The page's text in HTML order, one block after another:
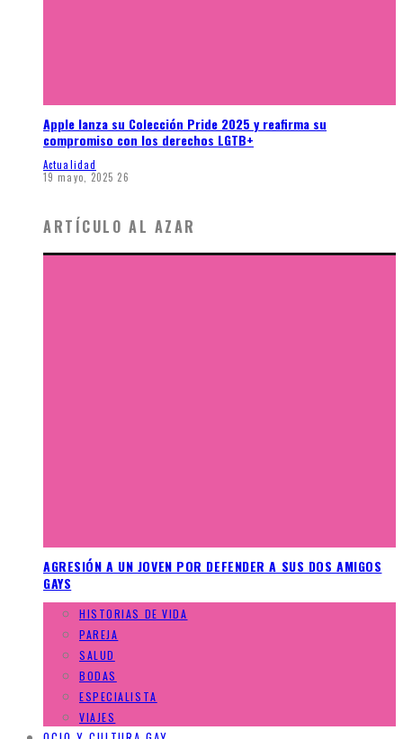
Apple lanza su Colección Pride 2025 y reafirma su
compromiso con los derechos LGTB+
Actualidad
19 mayo, 2025 26
ARTÍCULO AL AZAR
AGRESIÓN A UN JOVEN POR DEFENDER A SUS DOS AMIGOS
GAYS
HISTORIAS DE VIDA
PAREJA
SALUD
BODAS
ESPECIALISTA
VIAJES